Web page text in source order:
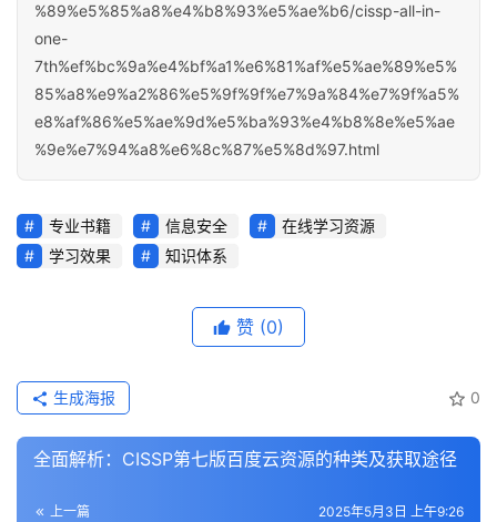
%89%e5%85%a8%e4%b8%93%e5%ae%b6/cissp-all-in-
one-
7th%ef%bc%9a%e4%bf%a1%e6%81%af%e5%ae%89%e5%
85%a8%e9%a2%86%e5%9f%9f%e7%9a%84%e7%9f%a5%
e8%af%86%e5%ae%9d%e5%ba%93%e4%b8%8e%e5%ae
%9e%e7%94%a8%e6%8c%87%e5%8d%97.html
专业书籍 信息安全
在线学习资源
学习效果
知识体系
赞 (0)
0
生成海报
全面解析：CISSP第七版百度云资源的种类及获取途径
上一篇 2025年5月3日 上午9:26